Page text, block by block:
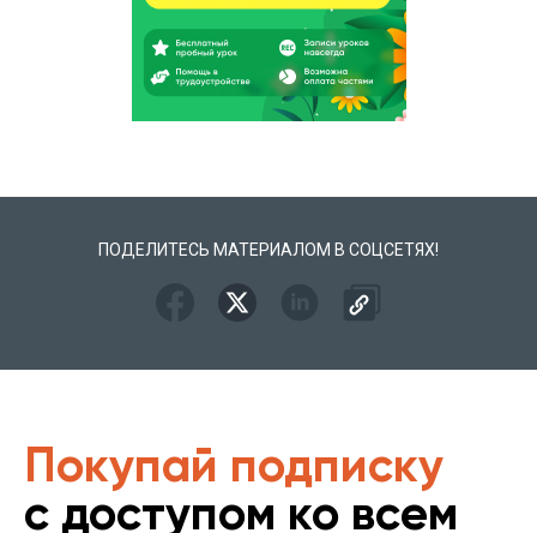
ПОДЕЛИТЕСЬ МАТЕРИАЛОМ В СОЦСЕТЯХ!
Покупай подписку
с доступом ко всем